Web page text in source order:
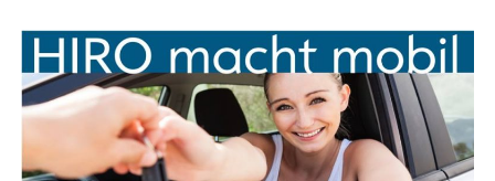
Auf­tritt und ech­ten nie­der­län­di­schen Spe­zia­li­tä­ten ist
die­ser Pom­mes-Stand ein High­light für jede
Veranstaltung.
Jetzt Ter­min sichern und dein Event zum kuli­na­ri­
schen Erfolg machen!